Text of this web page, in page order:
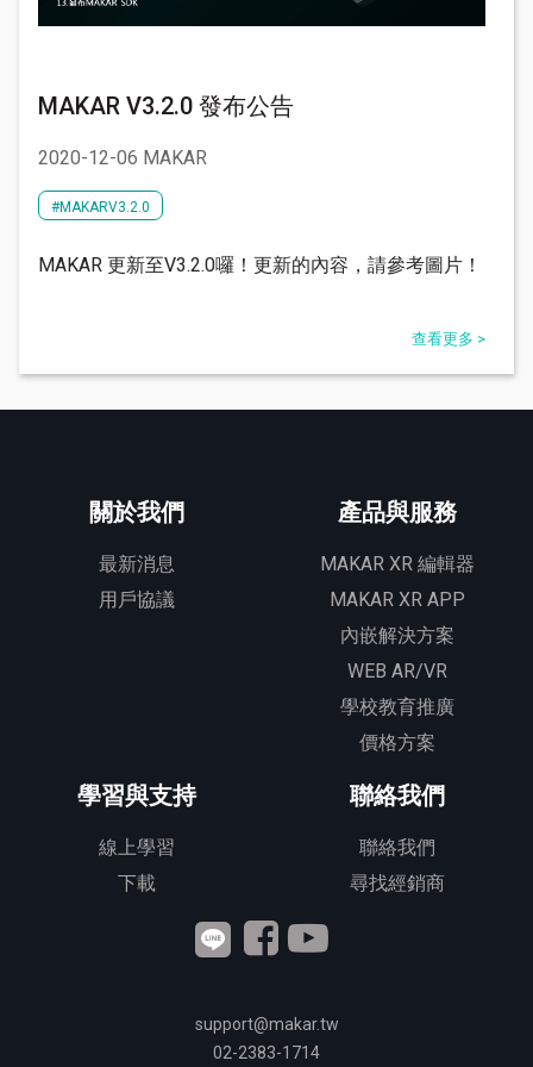
MAKAR V3.2.0 發布公告
2020-12-06 MAKAR
#MAKARV3.2.0
MAKAR 更新至V3.2.0囉！更新的內容，請參考圖片！
查看更多 >
關於我們
最新消息
用戶協議
產品與服務
MAKAR XR 編輯器
MAKAR XR APP
內嵌解決方案
WEB AR/VR
學校教育推廣
價格方案
學習與支持
線上學習
下載
聯絡我們
聯絡我們
尋找經銷商
support@makar.tw
02-2383-1714